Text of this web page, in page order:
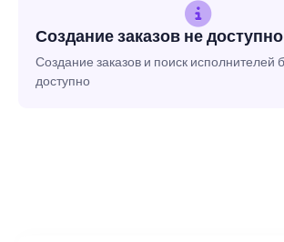
Создание заказов не доступно
Создание заказов и поиск исполнителей
доступно